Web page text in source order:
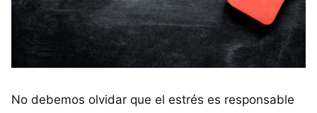
No debemos olvidar que el estrés es responsable